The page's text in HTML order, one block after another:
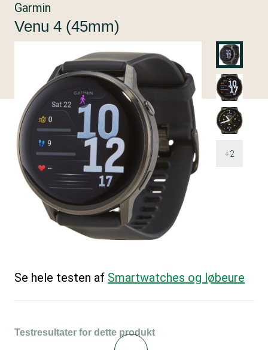
+2
Garmin
Venu 4 (45mm)
Se hele testen af Smartwatches og løbeure
Testresultater for dette produkt